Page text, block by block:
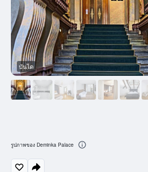
บันได
รูปภาพของ Deminka Palace